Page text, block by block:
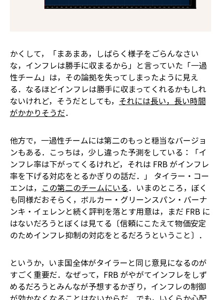
かくして，「まあまあ，しばらく様子をごらんなさい
な，インフレは勝手に収まるから」と言っていた「一過
性チーム」は，その論拠を失ってしまったように見え
る．なるほどインフレは勝手に収まってくれるかもしれ
ないけれど，そうだとしても， それには長い，長い時間
がかかりそうだ．
他方で，一過性チームには第二のもっと穏当なバージョ
ンもある．こっちは，少し違った予測をしている：「イ
ンフレ率は下がってくるけれど，それは FRB がインフレ
率を下げる対応をとるかぎりの話だ．」 タイラー・コー
エンは， この第二のチームにいる．いまのところ，ぼく
も同様だ――おそらく，ボルカー・グリーンスパン・バーナ
ンキ・イェレンと続く評判を落とす用意は，まだ FRB に
はないだろうとぼくは見てる〔信頼にこたえて物価安定
のためインフレ抑制の対応をとるだろうということ〕．
というか，いま国全体がタイラーと同じ意見になるのが
すごく重要だ．なぜって，FRB がやがてインフレをしず
めるだろうとみんなが予想するかぎり，インフレの制御